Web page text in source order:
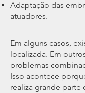
Adaptação das
atuadores.
Em alguns casos,
localizada. Em
problemas
Isso acontece
realiza grande